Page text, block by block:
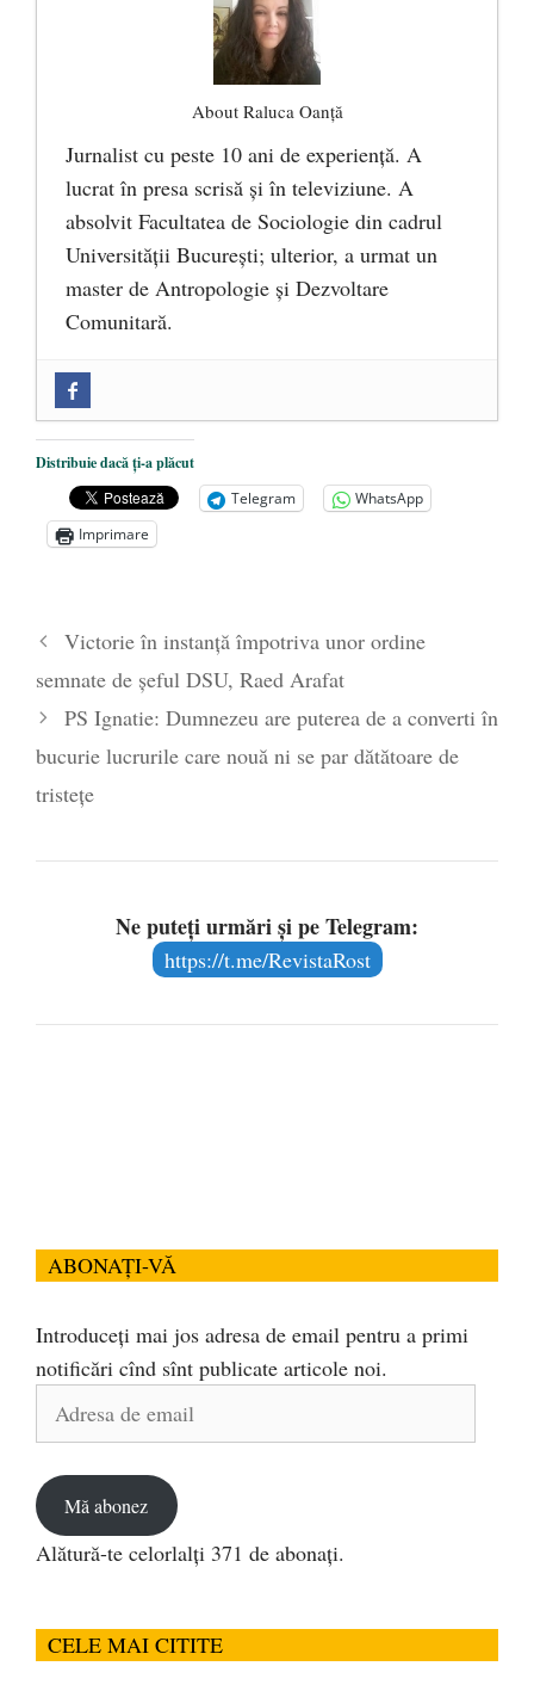
About Raluca Oanță
Jurnalist cu peste 10 ani de experiență. A
lucrat în presa scrisă și în televiziune. A
absolvit Facultatea de Sociologie din cadrul
Universității București; ulterior, a urmat un
master de Antropologie și Dezvoltare
Comunitară.
Mănăstirea „Sfânta Ana” Rohia. Părintele
Nicolae Steinhardt, comemorat la 102 ani
de la naștere - 29 iulie 2024
„Carnea cultivată” în laborator, tot mai
Părintele mărturisitor Constantin
Voicescu, pomenit, duminică, la
Mănăstirea Cernica
Distribuie dacă ți-a plăcut
Telegram
WhatsApp
Imprimare
Victorie în instanță împotriva unor ordine
semnate de șeful DSU, Raed Arafat
PS Ignatie: Dumnezeu are puterea de a converti în
bucurie lucrurile care nouă ni se par dătătoare de
tristețe
Ne puteți urmări și pe Telegram:
https://t.me/RevistaRost
ABONAȚI-VĂ
Introduceți mai jos adresa de email pentru a primi
notificări cînd sînt publicate articole noi.
Adresa
Mă abonez
Alătură-te celorlalți 371 de abonați.
CELE MAI CITITE